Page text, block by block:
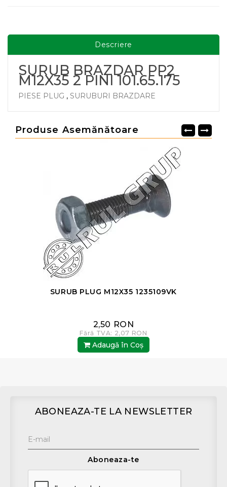
Descriere
SURUB BRAZDAR PP2
M12X35 2 PINI 101.65.175
PIESE PLUG , SURUBURI BRAZDARE
Produse Asemănătoare
SURUB PLUG M12X35 1235109VK
2,50 RON
Fără TVA: 2,07 RON
Adaugă în Coş
ABONEAZA-TE LA NEWSLETTER
Aboneaza-te